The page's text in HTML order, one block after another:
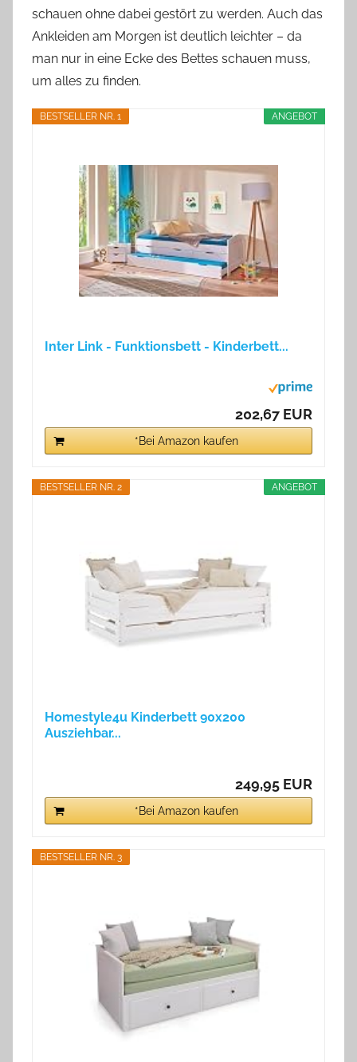
schauen ohne dabei gestört zu werden. Auch das
Ankleiden am Morgen ist deutlich leichter – da
man nur in eine Ecke des Bettes schauen muss,
um alles zu finden.
ANGEBOT
BESTSELLER NR. 1
Inter Link - Funktionsbett - Kinderbett...
202,67 EUR
*Bei Amazon kaufen
ANGEBOT
BESTSELLER NR. 2
Homestyle4u Kinderbett 90x200
Ausziehbar...
249,95 EUR
*Bei Amazon kaufen
BESTSELLER NR. 3